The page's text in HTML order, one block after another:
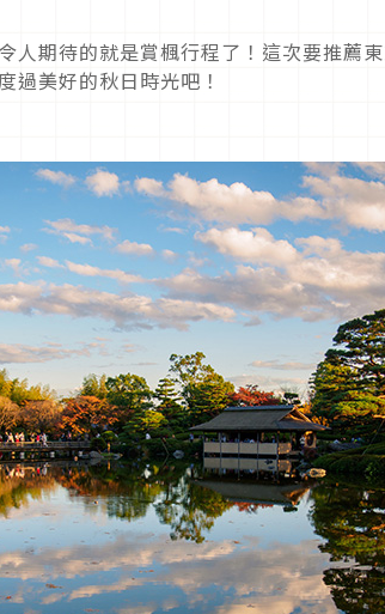
人期待的就是賞楓行程了！這次要推薦
過美好的秋日時光吧！